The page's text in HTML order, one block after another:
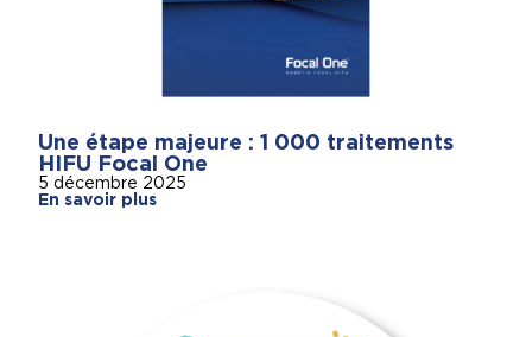
Une étape majeure : 1 000 traitements
HIFU Focal One
5 décembre 2025
En savoir plus